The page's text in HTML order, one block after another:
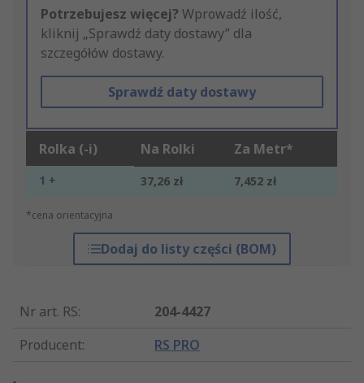
Potrzebujesz więcej? Wprowadź ilość,
kliknij „Sprawdź daty dostawy” dla
szczegółów dostawy.
Sprawdź daty dostawy
Rolka (-i) Na Rolki Za Metr*
1 + 37,26 zł 7,452 zł
*cena orientacyjna
Dodaj do listy części (BOM)
Nr art. RS:
204-4427
Producent: RS PRO